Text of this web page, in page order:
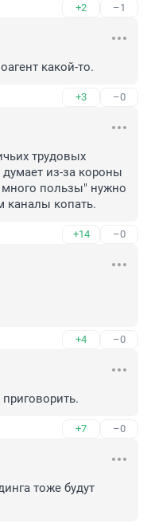
+2 –1
какой-то.
+3 –0
трудовых
из-за короны
пользы" нужно
каналы копать.
+14 –0
+4 –0
+7 –0
тоже будут